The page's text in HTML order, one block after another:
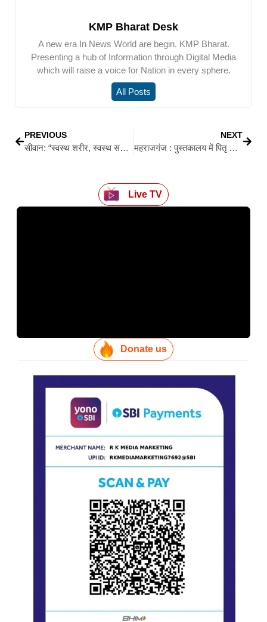
KMP Bharat Desk
A new era In News World are begin. KMP Bharat.
Presenting a hub of Information through Digital Media
which will raise a voice for Nation in every sphere.
All Posts
PREVIOUS
सीवान: “स्वस्थ शरीर, स्वस्थ समाज की बुनियाद” – प्रमोद कुमार मल्ल
NEXT
महराजगंज : पुस्तकालय में पितृ दिवस पर विशेष आयोजन: स्वतंत्रता सेनानी स्व. रघुबीर सिंह को दी श्रद्धांजलि
Live TV
Donate us